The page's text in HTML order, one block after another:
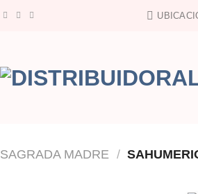
SAGRADA MADRE /